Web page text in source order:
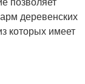
деревенских
которых имеет